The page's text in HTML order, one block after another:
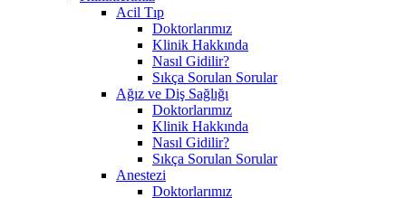
Acil Tıp
Doktorlarımız
Klinik Hakkında
Nasıl Gidilir?
Sıkça Sorulan Sorular
Ağız ve Diş Sağlığı
Doktorlarımız
Klinik Hakkında
Nasıl Gidilir?
Sıkça Sorulan Sorular
Anestezi
Doktorlarımız